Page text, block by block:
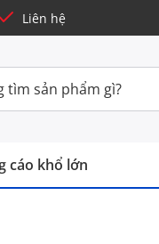
Liên hệ
cáo khổ lớn